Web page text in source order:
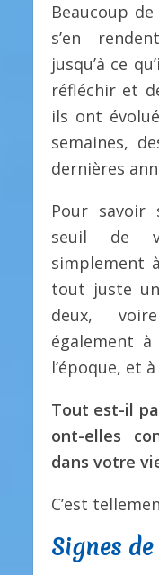
Beaucoup
s’en
jusqu’à ce
réfléchir et
ils ont
semaines,
dernières
Pour savoir
seuil de
simplement
tout juste
deux,
également
l’époque, et
Tout est-il
ont-elles
dans votre
C’est
Signes de